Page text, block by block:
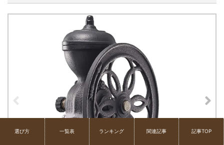
選び方 一覧表 ランキング 関連記事 記事TOP